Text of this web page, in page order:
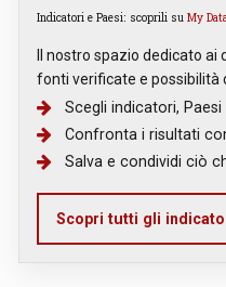
Indicatori e Paesi: scoprili su My
Il nostro spazio dedicato ai
fonti verificate e possibilità
Scegli indicatori,
Confronta i risultati
Salva e condividi ciò
Scopri tutti gli